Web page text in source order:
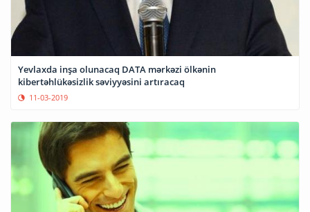
Yevlaxda inşa olunacaq DATA mərkəzi ölkənin
kibertəhlükəsizlik səviyyəsini artıracaq
11-03-2019